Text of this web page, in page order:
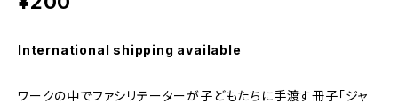
International shipping available
ワークの中でファシリテーターが子どもたちに手渡す冊子「ジャ